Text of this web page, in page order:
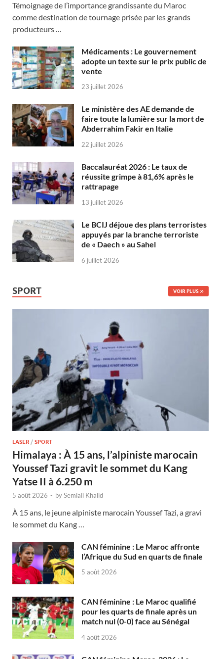
Témoignage de l’importance grandissante du Maroc
comme destination de tournage prisée par les grands
producteurs …
Médicaments : Le gouvernement
adopte un texte sur le prix public de
vente
23 juillet 2026
Le ministère des AE demande de
faire toute la lumière sur la mort de
Abderrahim Fakir en Italie
22 juillet 2026
Baccalauréat 2026 : Le taux de
réussite grimpe à 81,6% après le
rattrapage
13 juillet 2026
Le BCIJ déjoue des plans terroristes
appuyés par la branche terroriste
de « Daech » au Sahel
6 juillet 2026
SPORT VOIR PLUS
LASER / SPORT
Himalaya : À 15 ans, l’alpiniste marocain
Youssef Tazi gravit le sommet du Kang
Yatse II à 6.250 m
5 août 2026 - bySemlali Khalid
À 15 ans, le jeune alpiniste marocain Youssef Tazi, a gravi
le sommet du Kang …
CAN féminine : Le Maroc affronte
l’Afrique du Sud en quarts de finale
5 août 2026
CAN féminine : Le Maroc qualifié
pour les quarts de finale après un
match nul (0-0) face au Sénégal
4 août 2026